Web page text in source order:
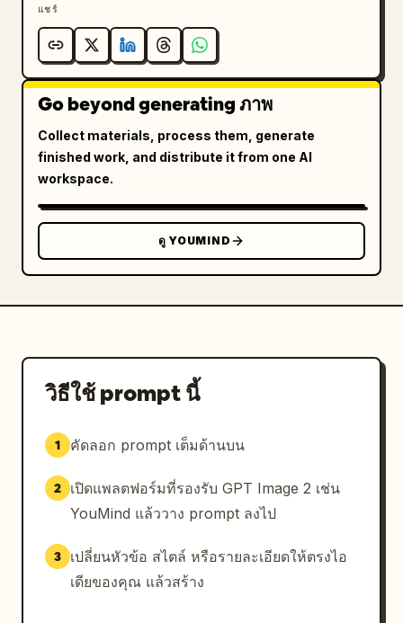
navigation","count":3,"labels":["ไอคอนหน้า
หลัก","ปุ่มตรงกลาง: 288 Merls","ไอคอน
โปรไฟล์"]}],"selected states":["แค่สนใจ","18–
24","เรซูเม่และจดหมายสมัครงาน","รูปภาพ","สร้าง
รูปภาพ","การเขียน"],"toggles":
ปรับให้เข้ากับคุณ"]},"descriptive_rows":["หน่วย
ความจำ — Merl จดจำการตั้งค่าและการแชทที่ผ่านมาของ
คุณ","สไตล์พรอมต์ — เป็นกันเอง ชัดเจน และ
กระชับ","ปรับให้เข้ากับคุณ — Merl ปรับพรอมต์และ
เวิร์กโฟลว์ตามกิจกรรมของคุณ","โมเดลเริ่มต้น — Merl
เลือกโมเดลที่ดีที่สุดสำหรับทุกงาน","ความยาวคำตอบ —
สมดุล"]}},"mascot":{"design":"rounded chibi-
["หมวกพ่อมดสีน้ำตาล","ผ้าคลุมสีทอง","เข็มกลัดหรือโบว์
ที่คอ"],"pose":"ยืนข้างโทรศัพท์ โบกมือหรือนำเสนอเล็ก
น้อย"},"typography":{"headline":"large elegant
clean sans-serif in muted dark
headline"},"lighting":"soft studio lighting
with gentle shadows, polished app-
resolution, highly legible UI, consistent
brand identity, premium iOS App Store
แชร์
Go beyond generating ภาพ
Collect materials, process them, generate
finished work, and distribute it from one AI
workspace.
ดู YOUMIND
วิธีใช้ prompt นี้
1 คัดลอก prompt เต็มด้านบน
2
เปิดแพลตฟอร์มที่รองรับ GPT Image 2 เช่น
YouMind แล้ววาง prompt ลงไป
3
เปลี่ยนหัวข้อ สไตล์ หรือรายละเอียดให้ตรงไอ
เดียของคุณ แล้วสร้าง